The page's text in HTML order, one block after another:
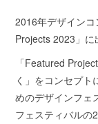
2016年デザイン
Projects 2023」に
「Featured
く」をコンセプト
めのデザインフェ
フェスティバルの